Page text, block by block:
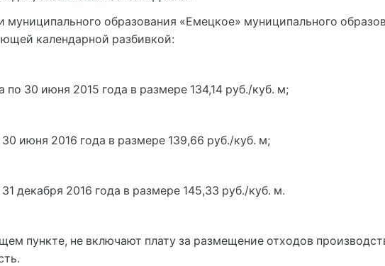
образования «Емецкое» муниципального
календарной разбивкой:
по 30 июня 2015 года в размере 134,14 руб./куб. м;
июня 2016 года в размере 139,66 руб./куб. м;
декабря 2016 года в размере 145,33 руб./куб. м.
пункте, не включают плату за размещение отходов